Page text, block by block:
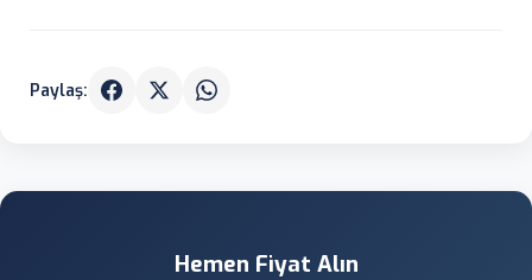
Paylaş:
Hemen Fiyat Alın